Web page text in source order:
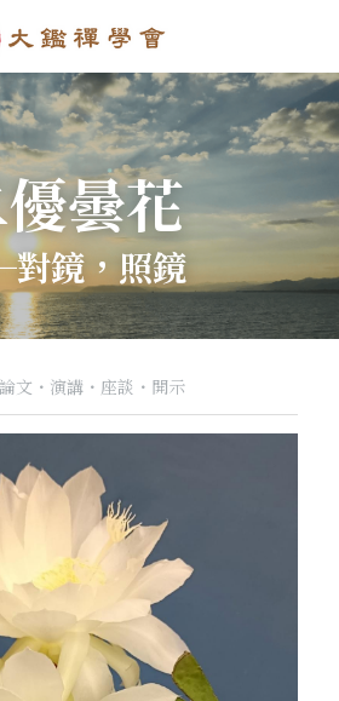
間
兩個旅人
生（上）——談閱讀對自我生
目/序/評論）
/評論/學術研究）
・活動
共修
禪觀
之美
論文・演講・座談・開示
身法藏
・詩歌・偈贊
代小說・寓言小說・佛化小說
外觀
品
曇花
鏡，照鏡
文・演講・座談・開示